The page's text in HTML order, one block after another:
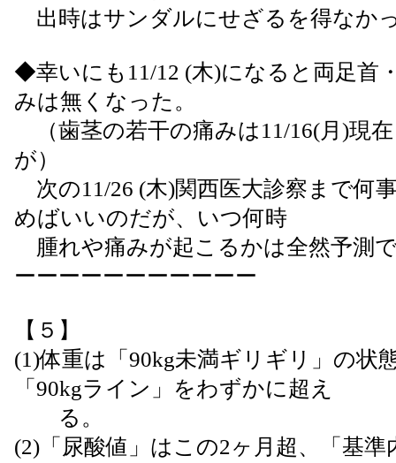
出時はサンダルにせざるを得なか
◆幸いにも11/12 (木)になると両足首
みは無くなった。
（歯茎の若干の痛みは11/16(月)現
が）
次の11/26 (木)関西医大診察まで何
めばいいのだが、いつ何時
腫れや痛みが起こるかは全然予測
ーーーーーーーーーーー
【５】
(1)体重は「90kg未満ギリギリ」の状
「90kgライン」をわずかに超え
る。
(2)「尿酸値」はこの2ヶ月超、「基